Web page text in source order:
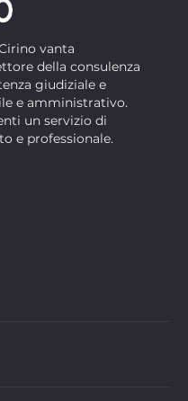
vanta
della consulenza
giudiziale e
e amministrativo.
un servizio di
e professionale.